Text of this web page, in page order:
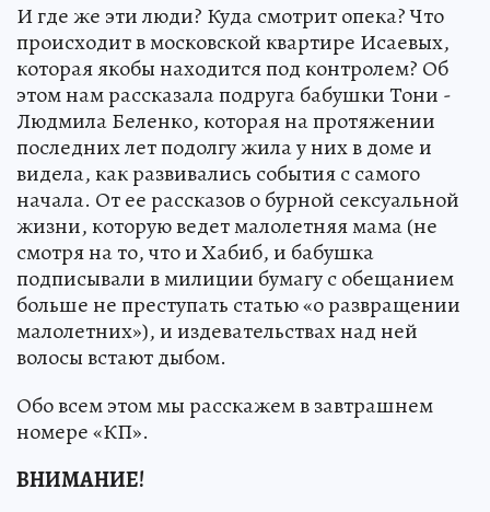
И где же эти люди? Куда смотрит опека? Что
происходит в московской квартире Исаевых,
которая якобы находится под контролем? Об
этом нам рассказала подруга бабушки Тони -
Людмила Беленко, которая на протяжении
последних лет подолгу жила у них в доме и
видела, как развивались события с самого
начала. От ее рассказов о бурной сексуальной
жизни, которую ведет малолетняя мама (не
смотря на то, что и Хабиб, и бабушка
подписывали в милиции бумагу с обещанием
больше не преступать статью «о развращении
малолетних»), и издевательствах над ней
волосы встают дыбом.
Обо всем этом мы расскажем в завтрашнем
номере «КП».
ВНИМАНИЕ!